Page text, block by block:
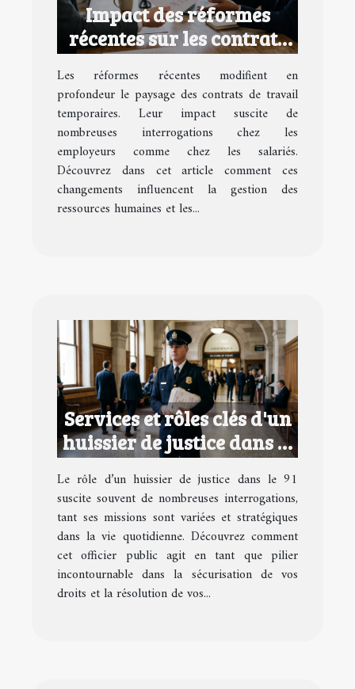
Impact des réformes
récentes sur les contrats
de travail temporaires
Les réformes récentes modifient en
profondeur le paysage des contrats de travail
temporaires. Leur impact suscite de
nombreuses interrogations chez les
employeurs comme chez les salariés.
Découvrez dans cet article comment ces
changements influencent la gestion des
ressources humaines et les...
Services et rôles clés d'un
huissier de justice dans le
91
Le rôle d’un huissier de justice dans le 91
suscite souvent de nombreuses interrogations,
tant ses missions sont variées et stratégiques
dans la vie quotidienne. Découvrez comment
cet officier public agit en tant que pilier
incontournable dans la sécurisation de vos
droits et la résolution de vos...